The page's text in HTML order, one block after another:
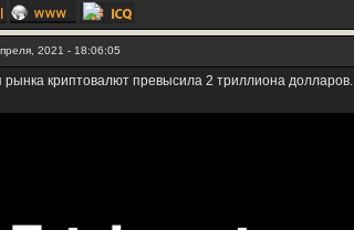
2021 - 18:06:05
рынка криптовалют превысила 2 триллиона долларов.